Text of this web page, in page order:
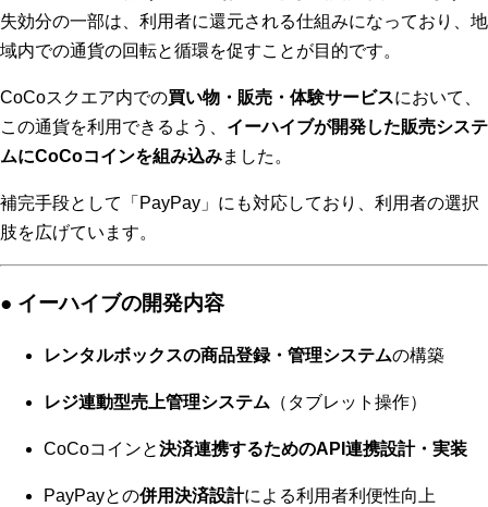
失効分の一部は、利用者に還元される仕組みになっており、地
域内での通貨の回転と循環を促すことが目的です。
CoCoスクエア内での買い物・販売・体験サービスにおいて、
この通貨を利用できるよう、 イーハイブが開発した販売システ
ムにCoCoコインを組み込みました。
補完手段として「PayPay」にも対応しており、利用者の選択
肢を広げています。
● イーハイブの開発内容
レンタルボックスの商品登録・管理システムの構築
レジ連動型売上管理システム （タブレット操作）
CoCoコインと決済連携するためのAPI連携設計・実装
PayPayとの併用決済設計による利用者利便性向上